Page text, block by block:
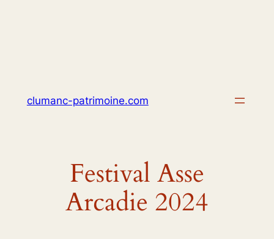
clumanc-patrimoine.com
Festival Asse
Arcadie 2024